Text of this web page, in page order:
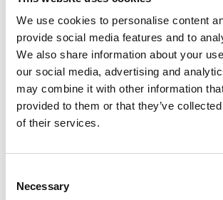
We use cookies to personalise content
provide social media features and to
We also share information about your
our social media, advertising and
may combine it with other information
provided to them or that they’ve
of their services.
Selection
Necessary